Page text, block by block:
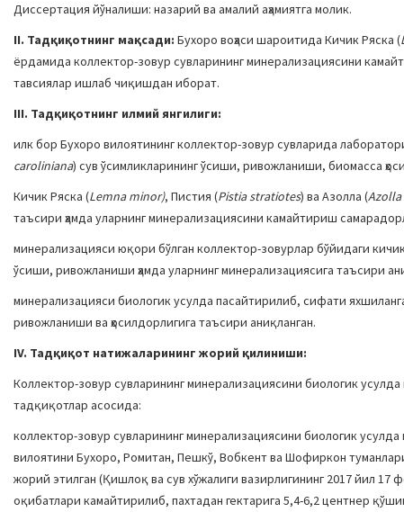
Диссертация йўналиши: назарий ва амалий аҳамиятга молик.
II. Тадқиқотнинг мақсади: Бухоро воҳаси шароитида Кичик Ряска (
ёрдамида коллектор-зовур сувларининг минерализациясини
тавсиялар ишлаб чиқишдан иборат.
III. Тадқиқотнинг илмий янгилиги:
илк бор Бухоро вилоятининг коллектор-зовур сувларида
caroliniana) сув ўсимликларининг ўсиши, ривожланиши, биомасса
Кичик Ряска (Lemna minor), Пистия (Pistia stratiotes) ва Азолла (
таъсири ҳамда уларнинг минерализациясини камайтириш
минерализацияси юқори бўлган коллектор-зовурлар бўйидаги
ўсиши, ривожланиши ҳамда уларнинг минерализациясига таъсири
минерализацияси биологик усулда пасайтирилиб, сифати
ривожланиши ва ҳосилдорлигига таъсири аниқланган.
IV. Тадқиқот натижаларининг жорий қилиниши:
Коллектор-зовур сувларининг минерализациясини биологик
тадқиқотлар асосида:
коллектор-зовур сувларининг минерализациясини биологик
вилоятини Бухоро, Ромитан, Пешкў, Вобкент ва Шофиркон
жорий этилган (Қишлоқ ва сув хўжалиги вазирлигининг 2017 йил
оқибатлари камайтирилиб, пахтадан гектарига 5,4-6,2 центнер